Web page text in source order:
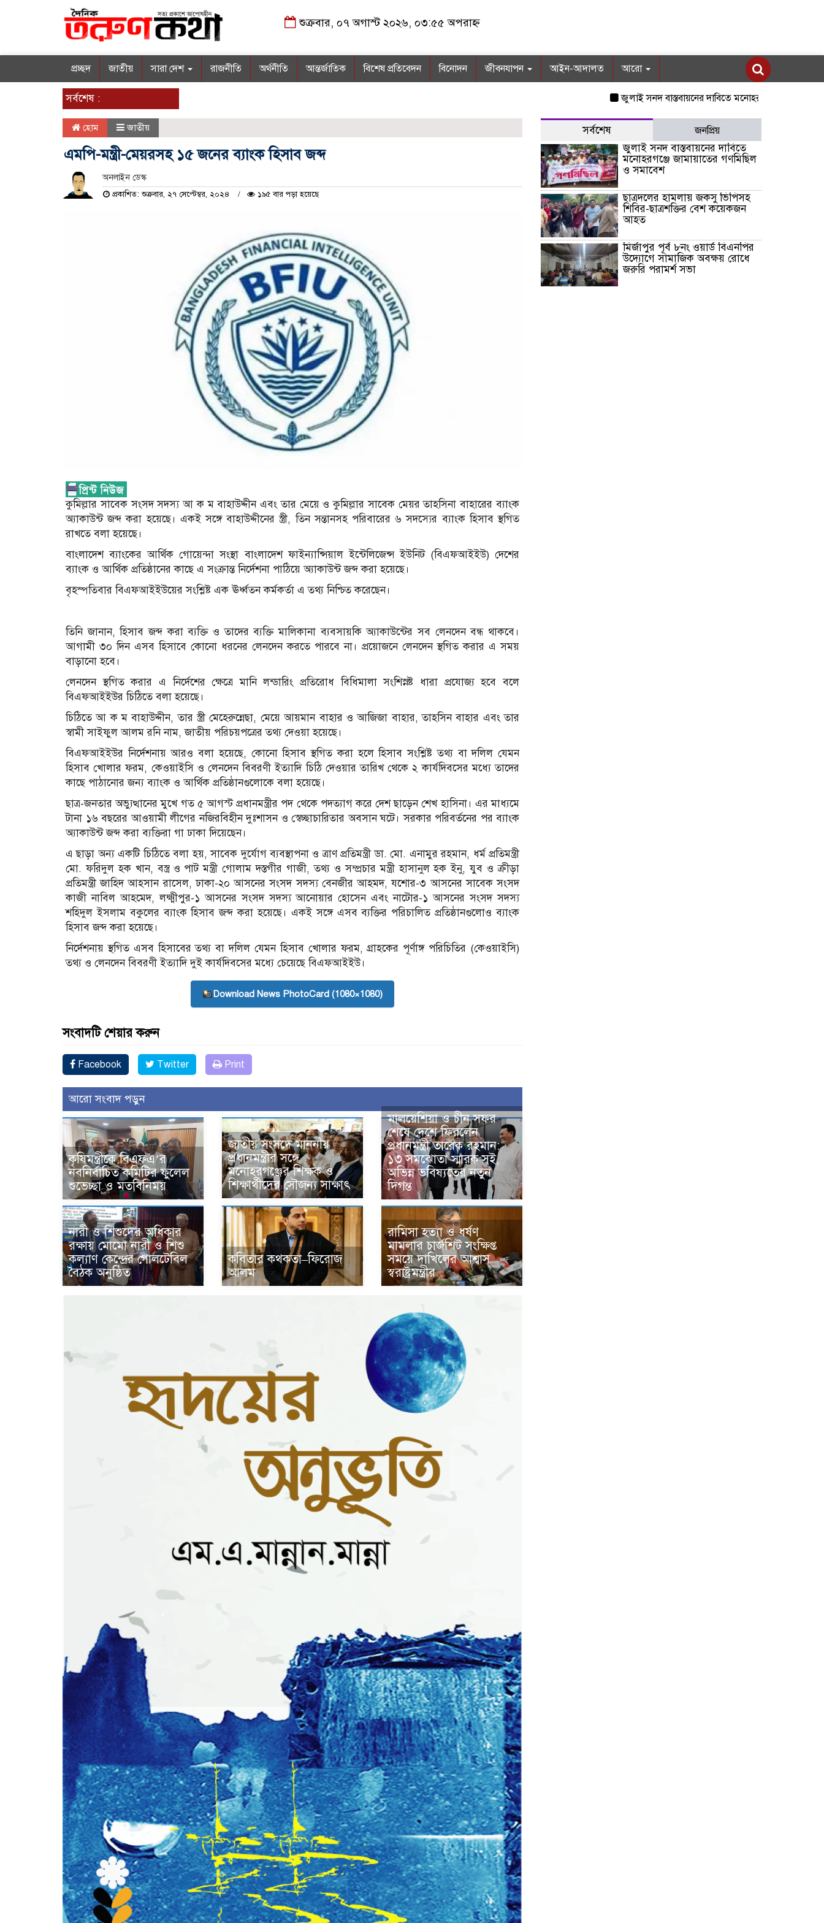
শুক্রবার, ০৭ অগাস্ট ২০২৬, ০৩:৫৫ অপরাহ্ন
প্রচ্ছদ জাতীয় সারা দেশ রাজনীতি অর্থনীতি আন্তর্জাতিক বিশেষ প্রতিবেদন বিনোদন জীবনযাপন আইন-আদালত আরো
সর্বশেষ : জুলাই সনদ বাস্তবায়নের দাবিতে মনোহরগঞ্জে জামায়াতের
হোম জাতীয়
এমপি-মন্ত্রী-মেয়রসহ ১৫ জনের ব্যাংক হিসাব জব্দ
অনলাইন ডেস্ক
প্রকাশিত: শুক্রবার, ২৭ সেপ্টেম্বর, ২০২৪ ১৯৫ বার পড়া হয়েছে
কুমিল্লার সাবেক সংসদ সদস্য আ ক ম বাহাউদ্দীন এবং তার মেয়ে ও কুমিল্লার সাবেক মেয়র তাহসিনা বাহারের ব্যাংক
অ্যাকাউন্ট জব্দ করা হয়েছে। একই সঙ্গে বাহাউদ্দীনের স্ত্রী, তিন সন্তানসহ পরিবারের ৬ সদস্যের ব্যাংক হিসাব স্থগিত
রাখতে বলা হয়েছে।
বাংলাদেশ ব্যাংকের আর্থিক গোয়েন্দা সংস্থা বাংলাদেশ ফাইন্যান্সিয়াল ইন্টেলিজেন্স ইউনিট (বিএফআইইউ) দেশের
ব্যাংক ও আর্থিক প্রতিষ্ঠানের কাছে এ সংক্রান্ত নির্দেশনা পাঠিয়ে অ্যাকাউন্ট জব্দ করা হয়েছে।
বৃহস্পতিবার বিএফআইইউয়ের সংশ্লিষ্ট এক ঊর্ধ্বতন কর্মকর্তা এ তথ্য নিশ্চিত করেছেন।
তিনি জানান, হিসাব জব্দ করা ব্যক্তি ও তাদের ব্যক্তি মালিকানা ব্যবসায়কি অ্যাকাউন্টের সব লেনদেন বন্ধ থাকবে।
আগামী ৩০ দিন এসব হিসাবে কোনো ধরনের লেনদেন করতে পারবে না। প্রয়োজনে লেনদেন স্থগিত করার এ সময়
বাড়ানো হবে।
লেনদেন স্থগিত করার এ নির্দেশের ক্ষেত্রে মানি লন্ডারিং প্রতিরোধ বিধিমালা সংশিস্নষ্ট ধারা প্রযোজ্য হবে বলে
বিএফআইইউর চিঠিতে বলা হয়েছে।
চিঠিতে আ ক ম বাহাউদ্দীন, তার স্ত্রী মেহেরুন্নেছা, মেয়ে আয়মান বাহার ও আজিজা বাহার, তাহসিন বাহার এবং তার
স্বামী সাইফুল আলম রনি নাম, জাতীয় পরিচয়পত্রের তথ্য দেওয়া হয়েছে।
বিএফআইইউর নির্দেশনায় আরও বলা হয়েছে, কোনো হিসাব স্থগিত করা হলে হিসাব সংশ্লিষ্ট তথ্য বা দলিল যেমন
হিসাব খোলার ফরম, কেওয়াইসি ও লেনদেন বিবরণী ইত্যাদি চিঠি দেওয়ার তারিখ থেকে ২ কার্যদিবসের মধ্যে তাদের
কাছে পাঠানোর জন্য ব্যাংক ও আর্থিক প্রতিষ্ঠানগুলোকে বলা হয়েছে।
ছাত্র-জনতার অভ্যুত্থানের মুখে গত ৫ আগস্ট প্রধানমন্ত্রীর পদ থেকে পদত্যাগ করে দেশ ছাড়েন শেখ হাসিনা। এর মাধ্যমে
টানা ১৬ বছরের আওয়ামী লীগের নজিরবিহীন দুঃশাসন ও স্বেচ্ছাচারিতার অবসান ঘটে। সরকার পরিবর্তনের পর ব্যাংক
অ্যাকাউন্ট জব্দ করা ব্যক্তিরা গা ঢাকা দিয়েছেন।
এ ছাড়া অন্য একটি চিঠিতে বলা হয়, সাবেক দুর্যোগ ব্যবস্থাপনা ও ত্রাণ প্রতিমন্ত্রী ডা. মো. এনামুর রহমান, ধর্ম প্রতিমন্ত্রী
মো. ফরিদুল হক খান, বস্ত্র ও পাট মন্ত্রী গোলাম দস্তগীর গাজী, তথ্য ও সম্প্রচার মন্ত্রী হাসানুল হক ইনু, যুব ও ক্রীড়া
প্রতিমন্ত্রী জাহিদ আহসান রাসেল, ঢাকা-২০ আসনের সংসদ সদস্য বেনজীর আহমদ, যশোর-৩ আসনের সাবেক সংসদ
কাজী নাবিল আহমেদ, লক্ষ্মীপুর-১ আসনের সংসদ সদস্য আনোয়ার হোসেন এবং নাটোর-১ আসনের সংসদ সদস্য
শহিদুল ইসলাম বকুলের ব্যাংক হিসাব জব্দ করা হয়েছে। একই সঙ্গে এসব ব্যক্তির পরিচালিত প্রতিষ্ঠানগুলোও ব্যাংক
হিসাব জব্দ করা হয়েছে।
নির্দেশনায় স্থগিত এসব হিসাবের তথ্য বা দলিল যেমন হিসাব খোলার ফরম, গ্রাহকের পূর্ণাঙ্গ পরিচিতির (কেওয়াইসি)
তথ্য ও লেনদেন বিবরণী ইত্যাদি দুই কার্যদিবসের মধ্যে চেয়েছে বিএফআইইউ।
Download News PhotoCard (1080×1080)
সংবাদটি শেয়ার করুন
Facebook Twitter Print
আরো সংবাদ পড়ুন
কৃষিমন্ত্রীকে বিএফএ’র
নবনির্বাচিত কমিটির ফুলেল
শুভেচ্ছা ও মতবিনিময়
জাতীয় সংসদে মাননীয়
প্রধানমন্ত্রীর সঙ্গে
মনোহরগঞ্জের শিক্ষক ও
শিক্ষার্থীদের সৌজন্য সাক্ষাৎ
মালয়েশিয়া ও চীন সফর
শেষে দেশে ফিরলেন
প্রধানমন্ত্রী তারেক রহমান:
১৩ সমঝোতা স্মারক সই,
অভিন্ন ভবিষ্যতের নতুন
দিগন্ত
নারী ও শিশুদের অধিকার
রক্ষায় মোমো নারী ও শিশু
কল্যাণ কেন্দ্রের গোলটেবিল
বৈঠক অনুষ্ঠিত
কবিতার কথকতা–ফিরোজ
আলম
রামিসা হত্যা ও ধর্ষণ
মামলার চার্জশিট সংক্ষিপ্ত
সময়ে দাখিলের আশ্বাস
স্বরাষ্ট্রমন্ত্রীর
সর্বশেষ জনপ্রিয়
জুলাই সনদ বাস্তবায়নের দাবিতে
মনোহরগঞ্জে জামায়াতের গণমিছিল
ও সমাবেশ
ছাত্রদলের হামলায় জকসু ভিপিসহ
শিবির-ছাত্রশক্তির বেশ কয়েকজন
আহত
মির্জাপুর পূর্ব ৮নং ওয়ার্ড বিএনপির
উদ্যোগে সামাজিক অবক্ষয় রোধে
জরুরি পরামর্শ সভা